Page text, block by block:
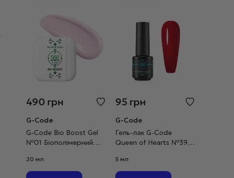
490 грн
G-Code
G-Code Bio Boost Gel
№01 Біополімерний
20 мл
20 мл
95 грн
G-Code
Гель-лак G-Code
Queen of Hearts №39
5 мл